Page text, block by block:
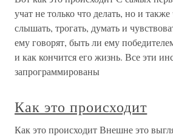
учат не только что делать, но и также
слышать, трогать, думать и
ему говорят, быть ли ему
и как кончится его жизнь. Все эти
запрограммированы
Как это происходит
Как это происходит Внешне это